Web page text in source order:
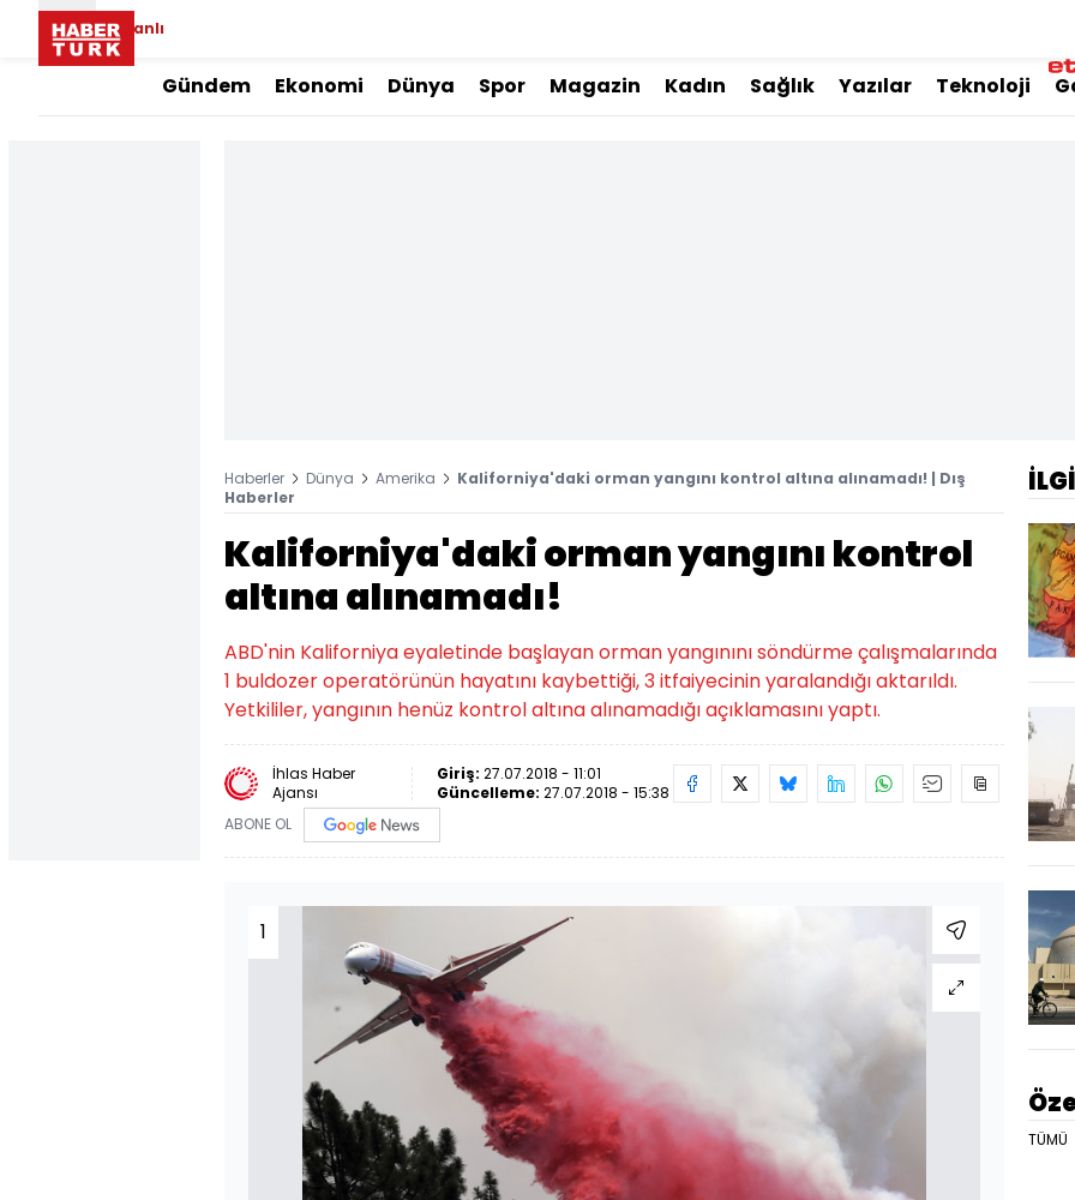
Canlı
Gündem Ekonomi Dünya Spor Magazin Kadın Sağlık Yazılar Teknoloji
Haberler Dünya Amerika
Kaliforniya'daki orman yangını kontrol altına alınamadı! | Dış
Haberler
Kaliforniya'daki orman yangını kontrol
altına alınamadı!
ABD'nin Kaliforniya eyaletinde başlayan orman yangınını söndürme çalışmalarında
1 buldozer operatörünün hayatını kaybettiği, 3 itfaiyecinin yaralandığı aktarıldı.
Yetkililer, yangının henüz kontrol altına alınamadığı açıklamasını yaptı.
İhlas Haber
Ajansı
Giriş: 27.07.2018 - 11:01
Güncelleme: 27.07.2018 - 15:38
ABONE OL
1
TÜMÜ